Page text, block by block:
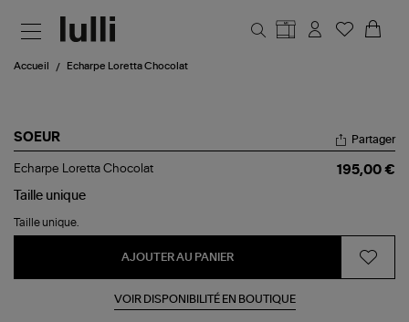
Accueil Echarpe Loretta Chocolat
SOEUR
Echarpe
Chocolat
Partager
Echarpe Loretta Chocolat
195,00 €
Taille unique
Taille unique.
AJOUTER AU PANIER
VOIR DISPONIBILITÉ EN BOUTIQUE